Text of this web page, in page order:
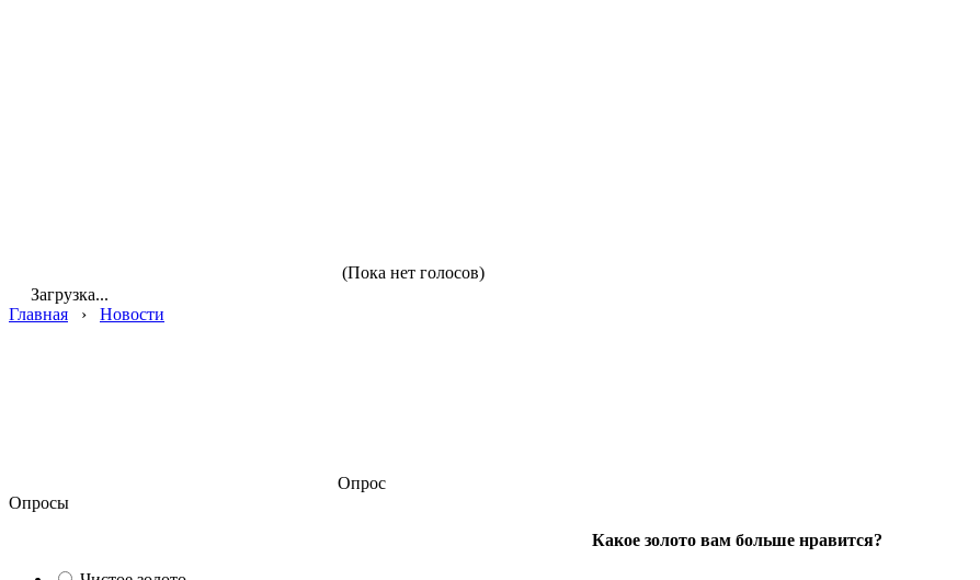
(Пока нет голосов)
Загрузка...
Главная › Новости
Опрос
Опросы
Какое золото вам больше нравится?